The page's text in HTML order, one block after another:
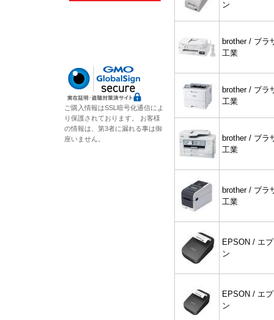
ン
brother / ブラ
工業
brother / ブラ
工業
brother / ブラ
工業
brother / ブラ
工業
EPSON / エ
ン
EPSON / エ
ン
ご購入情報はSSL暗号化通信によ
り保護されております。 お客様
の情報は、第3者に漏れる事は御
座いません。